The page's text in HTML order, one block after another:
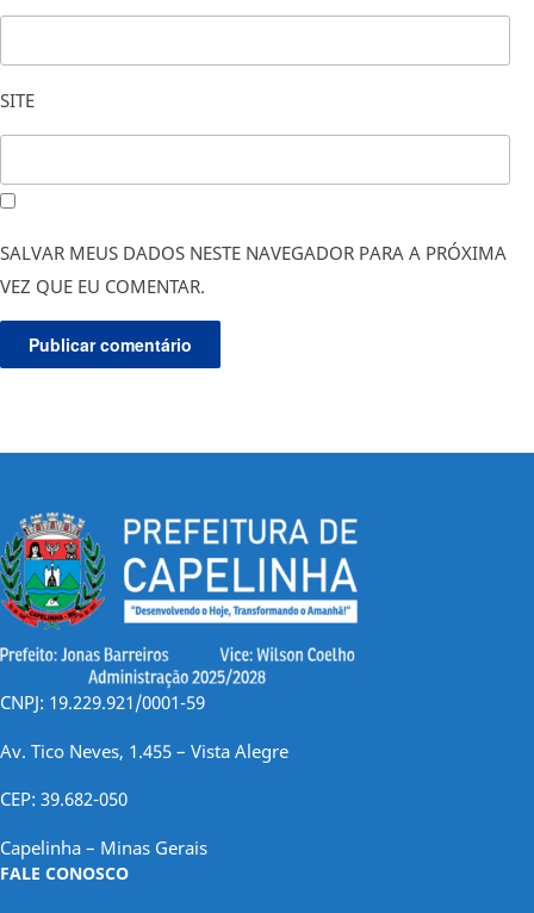
SITE
SALVAR MEUS DADOS NESTE NAVEGADOR PARA A PRÓXIMA
VEZ QUE EU COMENTAR.
CNPJ: 19.229.921/0001-59
Av. Tico Neves, 1.455 – Vista Alegre
CEP: 39.682-050
Capelinha – Minas Gerais
FALE CONOSCO